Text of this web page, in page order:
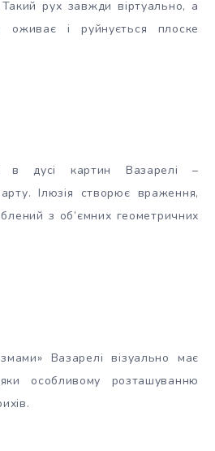
рух завжди віртуально, а
оживає і руйнується плоске
в дусі картин Вазарелі –
Ілюзія створює враження,
з об’ємних геометричних
Вазарелі візуально має
особливому розташуванню